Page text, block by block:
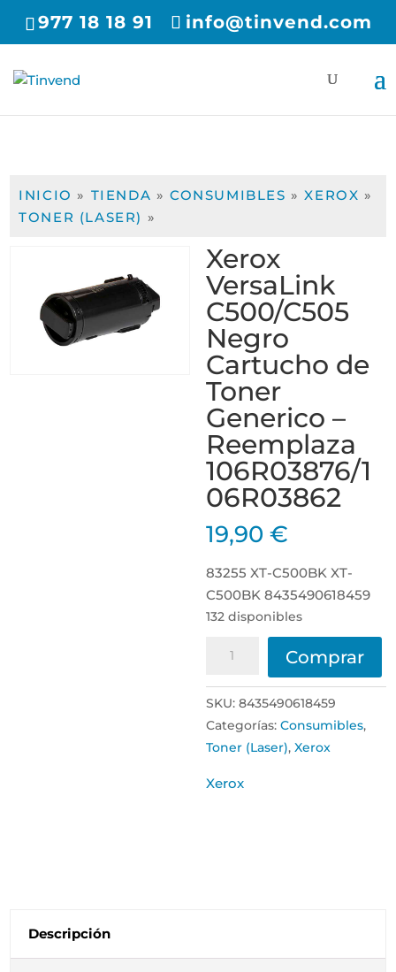
977 18 18 91 info@tinvend.com
INICIO » TIENDA »CONSUMIBLES »XEROX »
TONER (LASER) »
Xerox
VersaLink
C500/C505
Negro
Cartucho de
Toner
Generico –
Reemplaza
106R03876/1
06R03862
19,90 €
83255 XT-C500BK XT-
C500BK 8435490618459
132 disponibles
Xerox
C500/C505
Negro
Cartucho
de
Toner
Comprar
SKU: 8435490618459
Categorías: Consumibles,
Toner (Laser), Xerox
Xerox
Descripción